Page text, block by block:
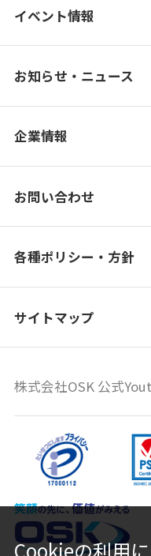
イベント情報
お知らせ・ニュース
企業情報
お問い合わせ
各種ポリシー・方針
サイトマップ
株式会社OSK 公式
Cookieの利用